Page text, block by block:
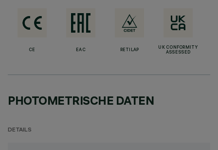
CE EAC RETILAP
UK CONFORMITY
ASSESSED
PHOTOMETRISCHE DATEN
DETAILS